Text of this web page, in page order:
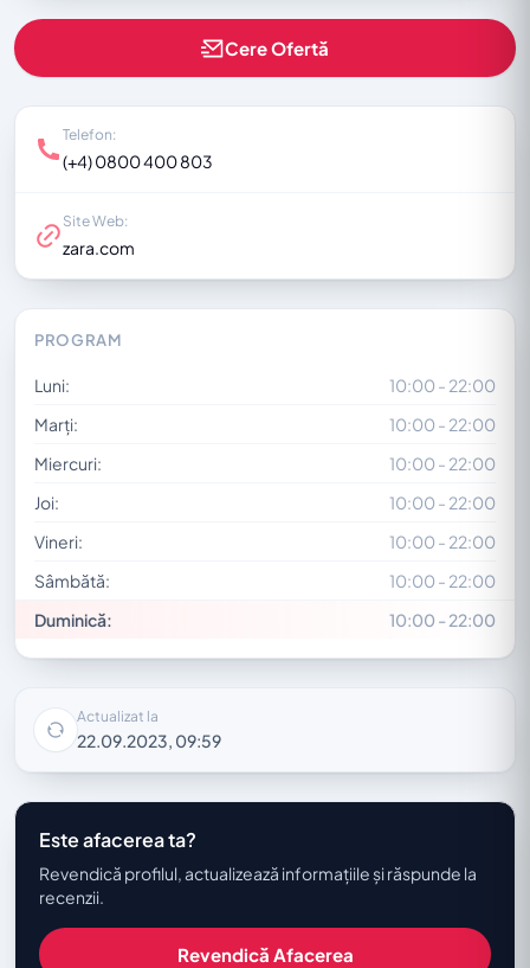
Cere Ofertă
Telefon:
(+4) 0800 400 803
Site Web:
zara.com
PROGRAM
Luni:
10:00 - 22:00
Marți:
10:00 - 22:00
Miercuri:
10:00 - 22:00
Joi:
10:00 - 22:00
Vineri:
10:00 - 22:00
Sâmbătă:
10:00 - 22:00
Duminică:
10:00 - 22:00
Actualizat la
22.09.2023, 09:59
Este afacerea ta?
Revendică profilul, actualizează informațiile și răspunde la
recenzii.
Revendică Afacerea